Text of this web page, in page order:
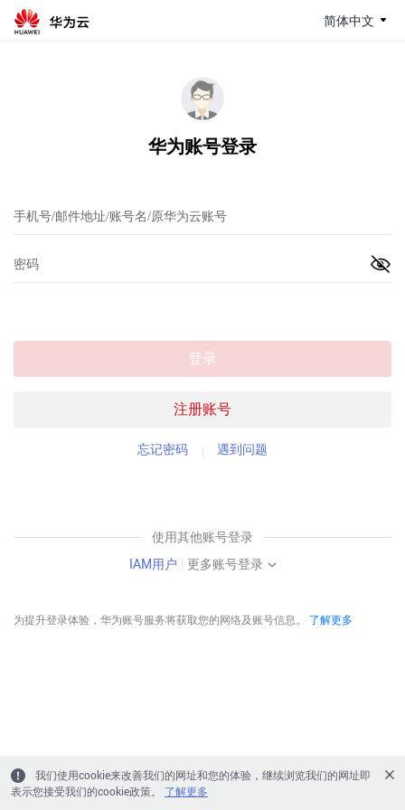
简体中文
华为账号登录
注册账号
登录
忘记密码 遇到问题
使用其他账号登录
IAM用户 | 更多账号登录
为提升登录体验，华为账号服务将获取您的网络及账号信息。 了解更多
我们使用cookie来改善我们的网址和您的体验，继续浏览我们的网址即
表示您接受我们的cookie政策。
了解更多